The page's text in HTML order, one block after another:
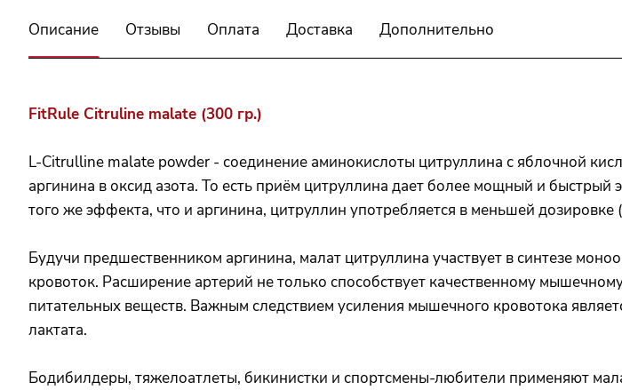
Описание Отзывы Оплата Доставка Дополнительно
FitRule Citruline malate (300 гр.)
L-Citrulline malate powder - соединение аминокислоты цитруллина с яблочной
аргинина в оксид азота. То есть приём цитруллина дает более мощный и
того же эффекта, что и аргинина, цитруллин употребляется в меньшей дозировке
Будучи предшественником аргинина, малат цитруллина участвует в синтезе
кровоток. Расширение артерий не только способствует качественному
питательных веществ. Важным следствием усиления мышечного кровотока
лактата.
Бодибилдеры, тяжелоатлеты, бикинистки и спортсмены-любители применяют